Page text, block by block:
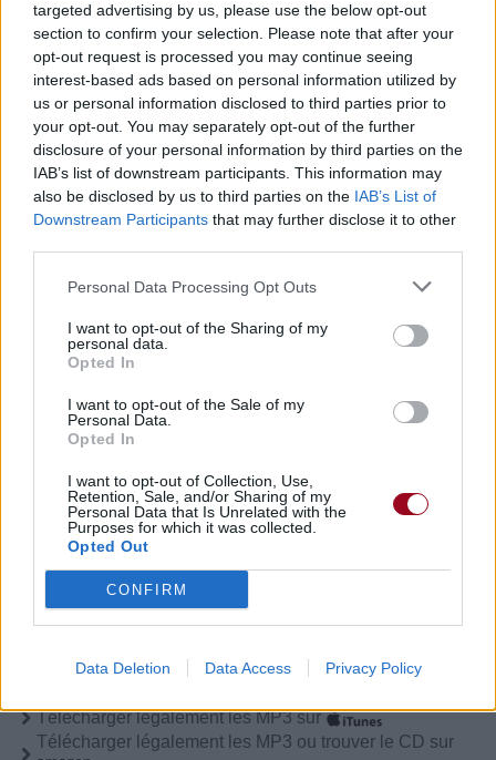
targeted advertising by us, please use the below opt-out
section to confirm your selection. Please note that after your
opt-out request is processed you may continue seeing
interest-based ads based on personal information utilized by
us or personal information disclosed to third parties prior to
your opt-out. You may separately opt-out of the further
disclosure of your personal information by third parties on the
IAB’s list of downstream participants. This information may
also be disclosed by us to third parties on the IAB’s List of
Downstream Participants that may further disclose it to other
Personal Data Processing Opt Outs
I want to opt-out of the Sharing of my
personal data.
Opted In
I want to opt-out of the Sale of my
Personal Data.
Opted In
I want to opt-out of Collection, Use,
Retention, Sale, and/or Sharing of my
Personal Data that Is Unrelated with the
Purposes for which it was collected.
Opted Out
CONFIRM
Data Deletion Data Access Privacy Policy
Publié parVisa 5 5
le 23 juin 2017 à
15h37.
Paroles + Traduction Téléchargement
Vidéos
Commentaires
Pour prolonger le plaisir musical :
Télécharger légalement les MP3 sur
Télécharger légalement les MP3 ou trouver le CD sur